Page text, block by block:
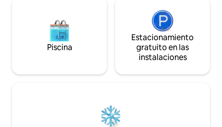
Piscina
Estacionamiento
gratuito en las
instalaciones